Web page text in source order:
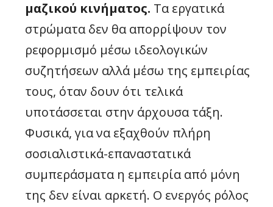
μαζικού κινήματος. Τα εργατικά
στρώματα δεν θα απορρίψουν τον
ρεφορμισμό μέσω ιδεολογικών
συζητήσεων αλλά μέσω της εμπειρίας
τους, όταν δουν ότι τελικά
υποτάσσεται στην άρχουσα τάξη.
Φυσικά, για να εξαχθούν πλήρη
σοσιαλιστικά-επαναστατικά
συμπεράσματα η εμπειρία από μόνη
της δεν είναι αρκετή. Ο ενεργός ρόλος